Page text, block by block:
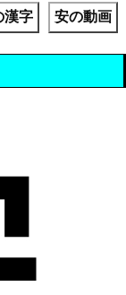
漢字 安の動画